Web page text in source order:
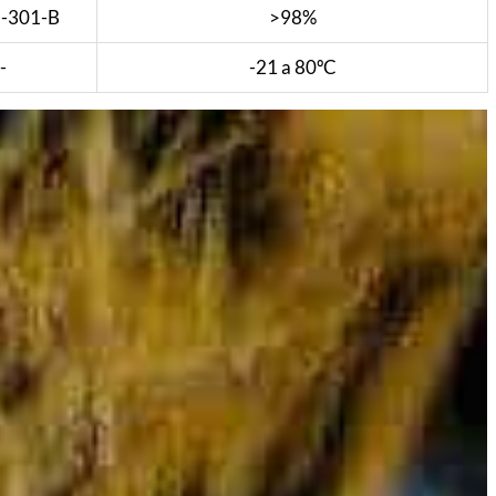
301-B >98%
- -21 a 80ºC